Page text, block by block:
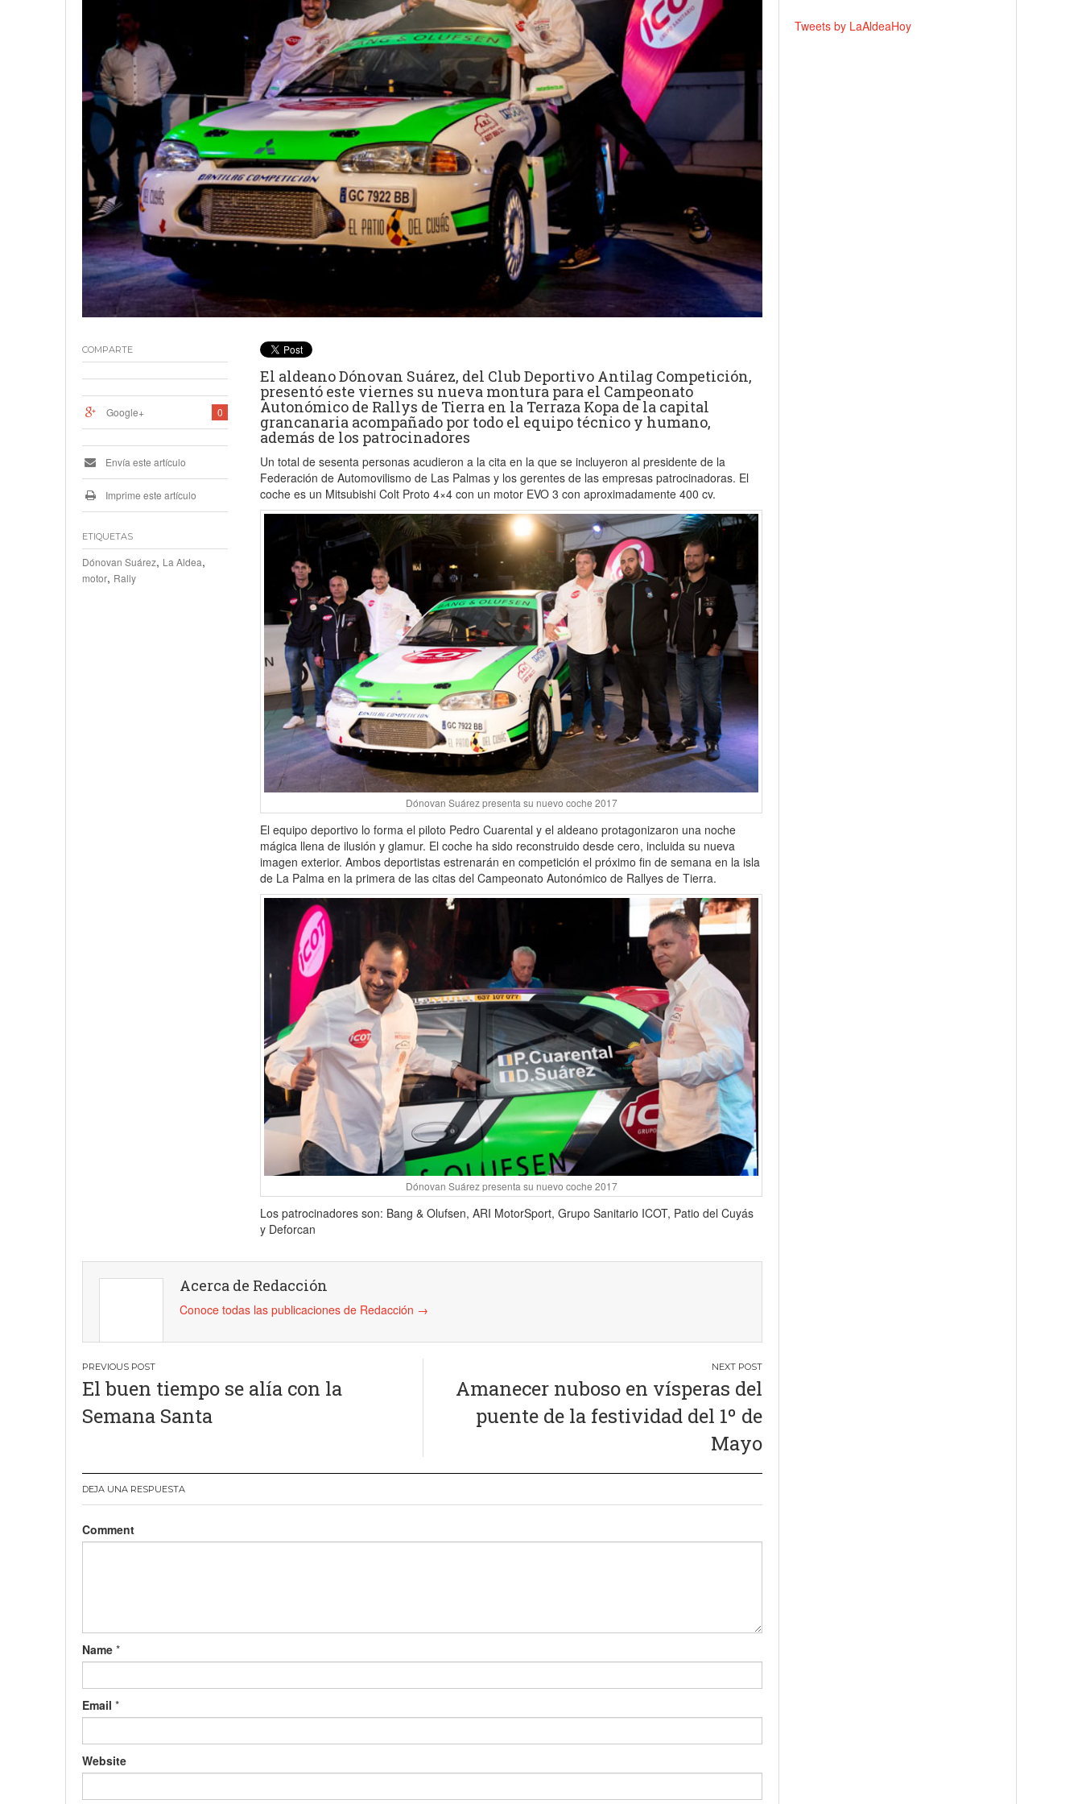
18 junio, 2023
El aldeano Dónovan Suárez, del Club Deportivo Antilag Competición,
presentó este viernes su nueva montura para el Campeonato
Autonómico de Rallys de Tierra en la Terraza Kopa de la capital
grancanaria acompañado por todo el equipo técnico y humano,
además de los patrocinadores
Un total de sesenta personas acudieron a la cita en la que se incluyeron al presidente de la
Federación de Automovilismo de Las Palmas y los gerentes de las empresas patrocinadoras. El
coche es un Mitsubishi Colt Proto 4×4 con un motor EVO 3 con aproximadamente 400 cv.
Dónovan Suárez presenta su nuevo coche 2017
El equipo deportivo lo forma el piloto Pedro Cuarental y el aldeano protagonizaron una noche
mágica llena de ilusión y glamur. El coche ha sido reconstruido desde cero, incluida su nueva
imagen exterior. Ambos deportistas estrenarán en competición el próximo fin de semana en la isla
de La Palma en la primera de las citas del Campeonato Autonómico de Rallyes de Tierra.
Dónovan Suárez presenta su nuevo coche 2017
Los patrocinadores son: Bang & Olufsen, ARI MotorSport, Grupo Sanitario ICOT, Patio del Cuyás
y Deforcan
COMPARTE
0
Google+
Envía este artículo
Imprime este artículo
ETIQUETAS
Dónovan Suárez, La Aldea,
motor, Rally
Acerca de Redacción
Conoce todas las publicaciones de Redacción →
Navegación
de
entradas
El buen tiempo se alía con la
Semana Santa
Amanecer nuboso en vísperas del
puente de la festividad del 1º de
Mayo
DEJA UNA RESPUESTA
Comment
Name *
Email *
Website
Tweets by LaAldeaHoy